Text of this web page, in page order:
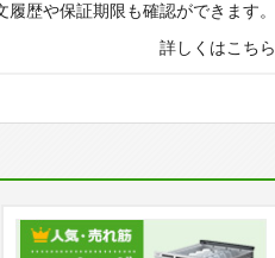
履歴や保証期限も確認ができます。
詳しくはこちら